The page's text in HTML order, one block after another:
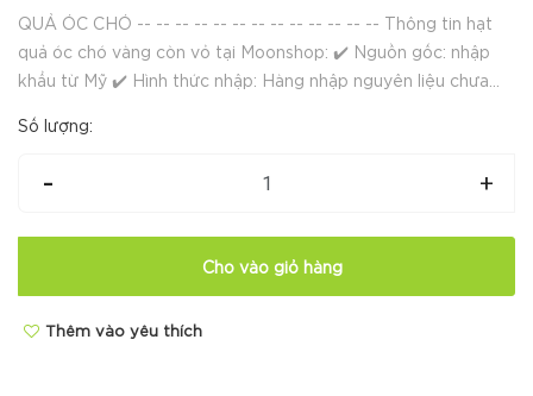
QUẢ ÓC CHÓ -- -- -- -- -- -- -- -- -- -- -- -- -- Thông tin hạt
quả óc chó vàng còn vỏ tại Moonshop: ✔️ Nguồn gốc: nhập
khẩu từ Mỹ ✔️ Hình thức nhập: Hàng nhập nguyên liệu chưa
Số lượng:
- +
Cho vào giỏ hàng
Thêm vào yêu thích